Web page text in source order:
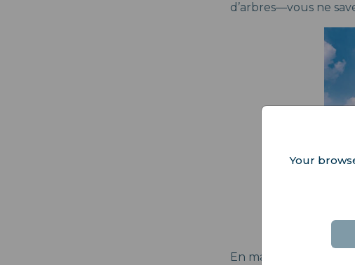
d’arbres—vous ne
En matière de
Your